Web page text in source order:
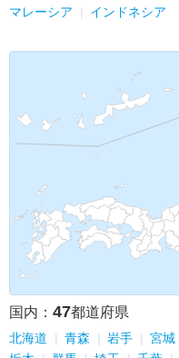
マレーシア
インドネシア
国内： 47都道府県
北海道 青森 岩手 宮城